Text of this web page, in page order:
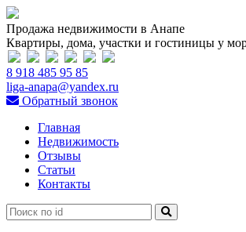
Продажа недвижимости в Анапе
Квартиры, дома, участки и гостиницы у
8 918 485 95 85
liga-anapa@yandex.ru
Обратный звонок
Главная
Недвижимость
Отзывы
Статьи
Контакты